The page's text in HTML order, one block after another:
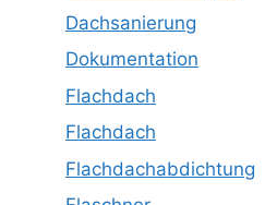
Dachsanierung
Dokumentation
Flachdach
Flachdach
Flachdachabdichtung